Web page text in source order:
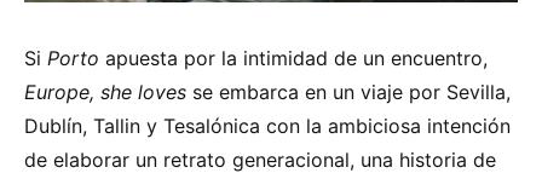
Si Porto apuesta por la intimidad de un encuentro,
Europe, she loves se embarca en un viaje por Sevilla,
Dublín, Tallin y Tesalónica con la ambiciosa intención
de elaborar un retrato generacional, una historia de